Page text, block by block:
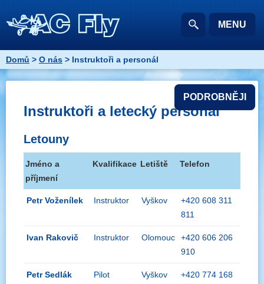
MENU
Domů > O nás > Instruktoři a personál
PODROBNĚJI
Instruktoři a letecký personál
Letouny
Jméno a
příjmení
Kvalifikace Letiště Telefon
Petr Voženílek Instruktor Vyškov
+420 608 311
811
Ivan Rakovič Instruktor Olomouc
+420 606 206
910
Petr Sedlák Pilot Vyškov
+420 774 168